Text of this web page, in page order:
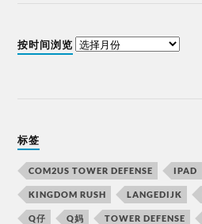
按时间浏览
标签
COM2US TOWER DEFENSE IPAD
KINGDOM RUSH LANGEDIJK
Q仔 Q妈 TOWER DEFENSE